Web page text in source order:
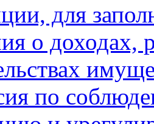
для
о доходах,
по